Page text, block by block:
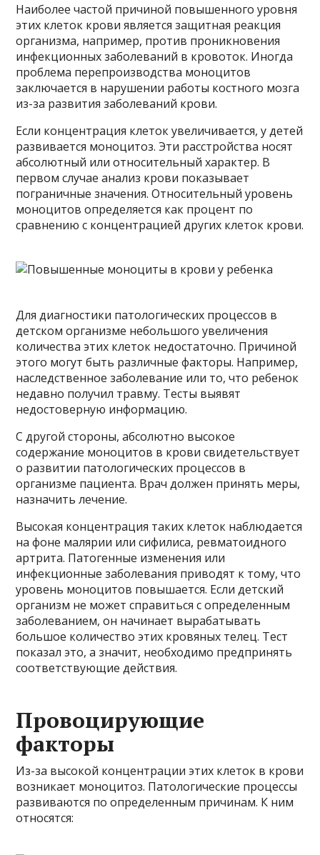
Наиболее частой причиной повышенного уровня
этих клеток крови является защитная реакция
организма, например, против проникновения
инфекционных заболеваний в кровоток. Иногда
проблема перепроизводства моноцитов
заключается в нарушении работы костного мозга
из-за развития заболеваний крови.
Если концентрация клеток увеличивается, у детей
развивается моноцитоз. Эти расстройства носят
абсолютный или относительный характер. В
первом случае анализ крови показывает
пограничные значения. Относительный уровень
моноцитов определяется как процент по
сравнению с концентрацией других клеток крови.
Для диагностики патологических процессов в
детском организме небольшого увеличения
количества этих клеток недостаточно. Причиной
этого могут быть различные факторы. Например,
наследственное заболевание или то, что ребенок
недавно получил травму. Тесты выявят
недостоверную информацию.
С другой стороны, абсолютно высокое
содержание моноцитов в крови свидетельствует
о развитии патологических процессов в
организме пациента. Врач должен принять меры,
назначить лечение.
Высокая концентрация таких клеток наблюдается
на фоне малярии или сифилиса, ревматоидного
артрита. Патогенные изменения или
инфекционные заболевания приводят к тому, что
уровень моноцитов повышается. Если детский
организм не может справиться с определенным
заболеванием, он начинает вырабатывать
большое количество этих кровяных телец. Тест
показал это, а значит, необходимо предпринять
соответствующие действия.
Провоцирующие
факторы
Из-за высокой концентрации этих клеток в крови
возникает моноцитоз. Патологические процессы
развиваются по определенным причинам. К ним
относятся: